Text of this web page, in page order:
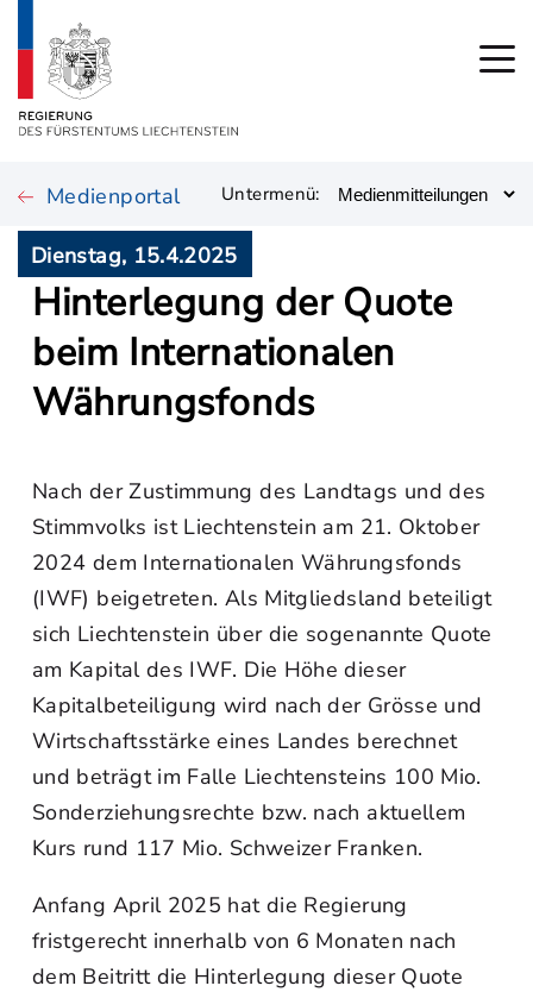
Medienportal Untermenü:
Dienstag, 15.4.2025
Hinterlegung der Quote
beim Internationalen
Währungsfonds
Nach der Zustimmung des Landtags und des
Stimmvolks ist Liechtenstein am 21. Oktober
2024 dem Internationalen Währungsfonds
(IWF) beigetreten. Als Mitgliedsland beteiligt
sich Liechtenstein über die sogenannte Quote
am Kapital des IWF. Die Höhe dieser
Kapitalbeteiligung wird nach der Grösse und
Wirtschaftsstärke eines Landes berechnet
und beträgt im Falle Liechtensteins 100 Mio.
Sonderziehungsrechte bzw. nach aktuellem
Kurs rund 117 Mio. Schweizer Franken.
Anfang April 2025 hat die Regierung
fristgerecht innerhalb von 6 Monaten nach
dem Beitritt die Hinterlegung dieser Quote